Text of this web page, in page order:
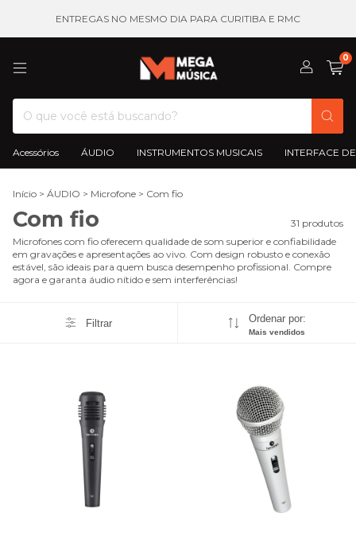
ENTREGAS NO MESMO DIA PARA CURITIBA E RMC
0
Acessórios ÁUDIO INSTRUMENTOS MUSICAIS INTERFACE
Início > ÁUDIO > Microfone > Com fio
Com fio
31 produtos
Microfones com fio oferecem qualidade de som superior e confiabilidade
em gravações e apresentações ao vivo. Com design robusto e conexão
estável, são ideais para quem busca desempenho profissional. Compre
agora e garanta áudio nítido e sem interferências!
Filtrar Ordenar por:
Mais vendidos